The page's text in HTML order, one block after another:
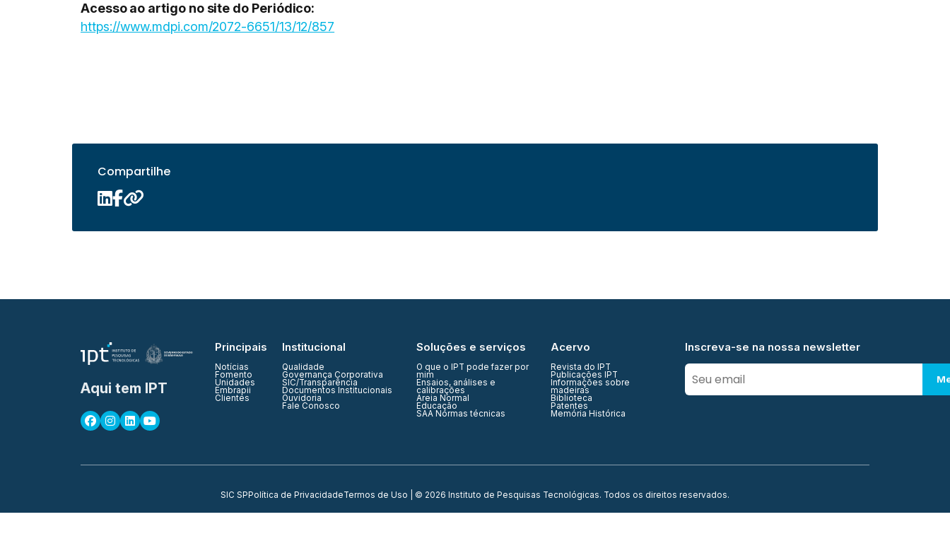
Acesso ao artigo no site do Periódico:
https://www.mdpi.com/2072-6651/13/12/857
Compartilhe
Aqui tem IPT
Principais
Notícias
Fomento
Unidades
Embrapii
Clientes
Institucional
Qualidade
Governança Corporativa
SIC/Transparência
Documentos Institucionais
Ouvidoria
Fale Conosco
Soluções e serviços
O que o IPT pode fazer por
mim
Ensaios, análises e
calibrações
Areia Normal
Educação
SAA Normas técnicas
Acervo
Revista do IPT
Publicações IPT
Informações sobre
madeiras
Biblioteca
Patentes
Memória Histórica
Inscreva-se na nossa newsletter
SIC SPPolítica de PrivacidadeTermos de Uso | © 2026 Instituto de Pesquisas Tecnológicas. Todos os direitos reservados.